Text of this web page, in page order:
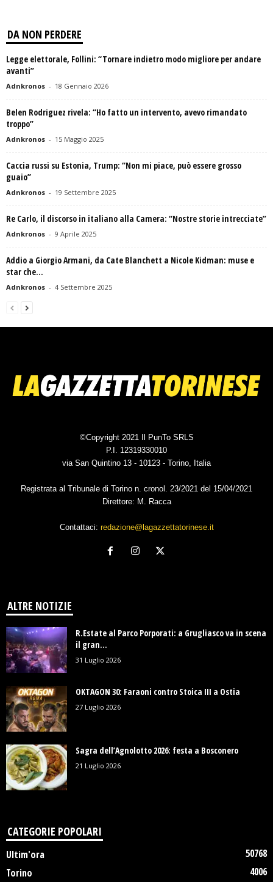
DA NON PERDERE
Legge elettorale, Follini: “Tornare indietro modo migliore per andare
avanti”
Adnkronos - 18 Gennaio 2026
Belen Rodriguez rivela: “Ho fatto un intervento, avevo rimandato
troppo”
Adnkronos - 15 Maggio 2025
Caccia russi su Estonia, Trump: “Non mi piace, può essere grosso
guaio”
Adnkronos - 19 Settembre 2025
Re Carlo, il discorso in italiano alla Camera: “Nostre storie intrecciate”
Adnkronos - 9 Aprile 2025
Addio a Giorgio Armani, da Cate Blanchett a Nicole Kidman: muse e
star che...
Adnkronos - 4 Settembre 2025
©Copyright 2021 Il PunTo SRLS
P.I. 12319330010
via San Quintino 13 - 10123 - Torino, Italia
Registrata al Tribunale di Torino n. cronol. 23/2021 del 15/04/2021
Direttore: M. Racca
Contattaci: redazione@lagazzettatorinese.it
ALTRE NOTIZIE
R.Estate al Parco Porporati: a Grugliasco va in scena
il gran...
31 Luglio 2026
OKTAGON 30: Faraoni contro Stoica III a Ostia
27 Luglio 2026
Sagra dell’Agnolotto 2026: festa a Bosconero
21 Luglio 2026
CATEGORIE POPOLARI
Ultim'ora
50768
Torino
4006